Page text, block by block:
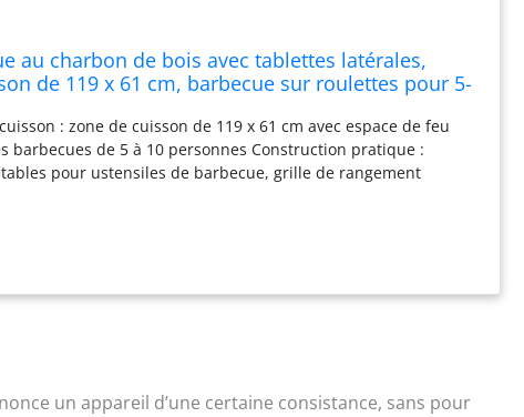
au charbon de bois avec tablettes latérales,
de 119 x 61 cm, barbecue sur roulettes pour 5-
: zone de cuisson de 119 x 61 cm avec espace de feu
barbecues de 5 à 10 personnes Construction pratique :
pour ustensiles de barbecue, grille de rangement
pour une mobilité facile Répartition efficace de la
de l'air optimisée grâce à un design bien pensé pour un
cuisson uniforme Construction robuste : corps en acier
polyvalente : grille de cuisson réglable (50 x 42 cm) et
un appareil d’une certaine consistance, sans pour